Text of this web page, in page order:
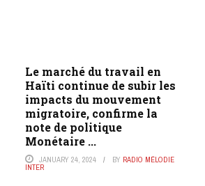
Le marché du travail en
Haïti continue de subir les
impacts du mouvement
migratoire, confirme la
note de politique
Monétaire ...
JANUARY 24, 2024 BY RADIO MÉLODIE
INTER